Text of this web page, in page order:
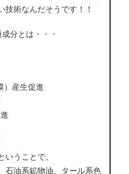
技術なんだそうです！！
分とは・・・
）産生促進
いうことで。
石油系鉱物油、タール系色